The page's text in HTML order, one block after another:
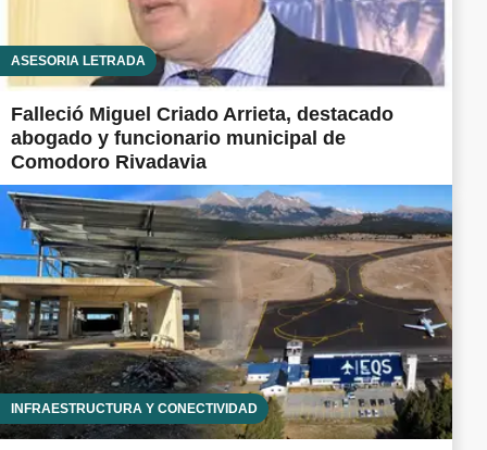
ASESORÍA LETRADA
Falleció Miguel Criado Arrieta, destacado
abogado y funcionario municipal de
Comodoro Rivadavia
INFRAESTRUCTURA Y CONECTIVIDAD